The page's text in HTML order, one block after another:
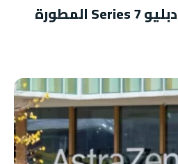
فتح باب حجز بي إم دبليو 7 Series المطورة